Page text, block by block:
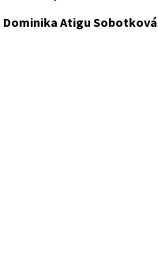
Dominika Atigu Sobotková